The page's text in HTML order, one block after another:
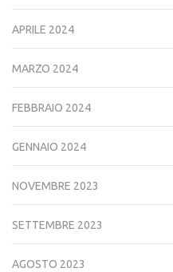
APRILE 2024
MARZO 2024
FEBBRAIO 2024
GENNAIO 2024
NOVEMBRE 2023
SETTEMBRE 2023
AGOSTO 2023